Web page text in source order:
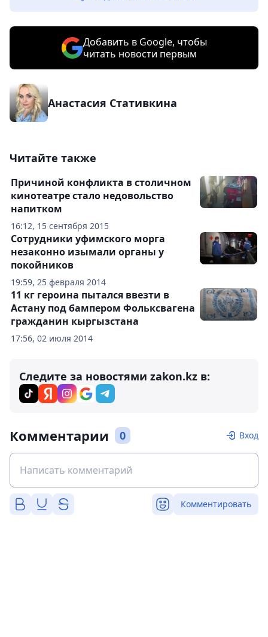
Добавить в Google, чтобы
читать новости первым
Анастасия Стативкина
Читайте также
16:12, 15 сентября 2015
Причиной конфликта в столичном
кинотеатре стало недовольство
напитком
19:59, 25 февраля 2014
Сотрудники уфимского морга
незаконно изымали органы у
покойников
17:56, 02 июля 2014
11 кг героина пытался ввезти в
Астану под бампером Фольксвагена
гражданин кыргызстана
Следите за новостями zakon.kz в:
Комментарии 0 Вход
Комментировать